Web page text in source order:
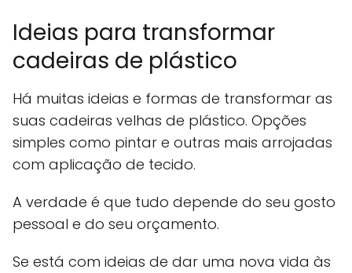
Ideias para transformar
cadeiras de plástico
Há muitas ideias e formas de transformar as
suas cadeiras velhas de plástico. Opções
simples como pintar e outras mais arrojadas
com aplicação de tecido.
A verdade é que tudo depende do seu gosto
pessoal e do seu orçamento.
Se está com ideias de dar uma nova vida às